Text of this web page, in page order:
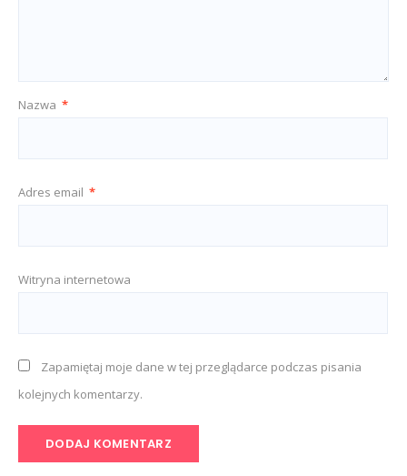
Nazwa *
Adres email *
Witryna internetowa
Zapamiętaj moje dane w tej przeglądarce podczas pisania
kolejnych komentarzy.